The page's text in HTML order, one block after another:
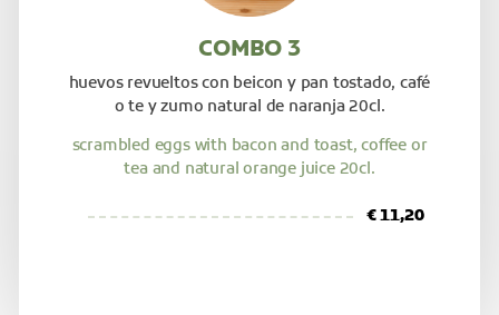
COMBO 3
huevos revueltos con beicon y pan tostado, café
o te y zumo natural de naranja 20cl.
scrambled eggs with bacon and toast, coffee or
tea and natural orange juice 20cl.
€ 11,20